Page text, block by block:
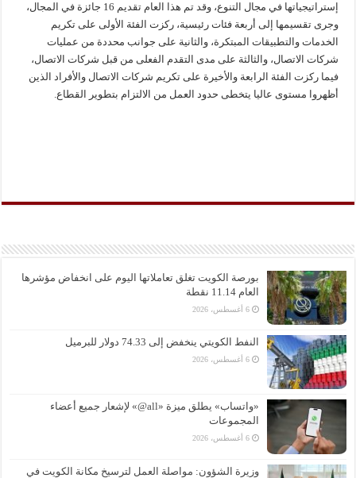
إستراتيجياتها في مجال التنوع، وقد تم هذا العام تقديم 16 جائزة في المجال،
وجرى تقسيمها إلى أربعة فئات رئيسية، ركزت الفئة الأولى على تكريم
الخدمات والتطبيقات المبتكرة، والثانية على جوانب محددة من عمليات
شركات الاتصال، والثالثة على مدى التقدم الفعلى من قبل شركات الاتصال،
فيما ركزت الفئة الرابعة والأخيرة على تكريم شركات الاتصال والأفراد الذين
أظهروا مستوى عاليا يتخطى حدود العمل من الالتزام بتطوير القطاع.
بورصة الكويت تغلق تعاملاتها اليوم على انخفاض مؤشرها
العام 11.14 نقطة
6 أغسطس، 2026
النفط الكويتي ينخفض إلى 74.33 دولار للبرميل
6 أغسطس، 2026
«واتساب» يطلق ميزة «all@» لإشعار جميع أعضاء
المجموعات
6 أغسطس، 2026
وزيرة الشؤون: مواصلة العمل لترسيخ مكانة الكويت في